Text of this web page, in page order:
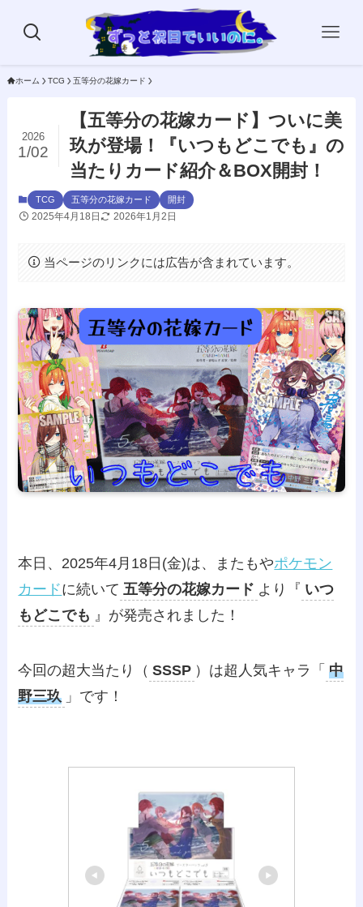
ホーム TCG 五等分の花嫁カード
【五等分の花嫁カード】ついに美
玖が登場！『いつもどこでも』の
当たりカード紹介＆BOX開封！
2026
1/02
TCG 五等分の花嫁カード 開封
2025年4月18日 2026年1月2日
当ページのリンクには広告が含まれています。
本日、2025年4月18日(金)は、またもやポケモン
カードに続いて 五等分の花嫁カード より『 いつ
もどこでも 』が発売されました！
今回の超大当たり（ SSSP ）は超人気キャラ「 中
野三玖 」です！